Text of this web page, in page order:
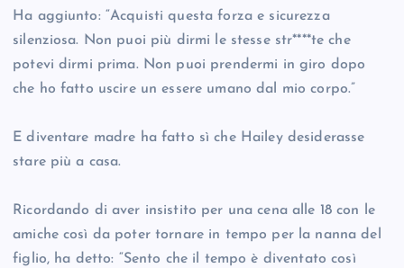
Ha aggiunto: “Acquisti questa forza e sicurezza
silenziosa. Non puoi più dirmi le stesse str****te che
potevi dirmi prima. Non puoi prendermi in giro dopo
che ho fatto uscire un essere umano dal mio corpo.”
E diventare madre ha fatto sì che Hailey desiderasse
stare più a casa.
Ricordando di aver insistito per una cena alle 18 con le
amiche così da poter tornare in tempo per la nanna del
figlio, ha detto: “Sento che il tempo è diventato così